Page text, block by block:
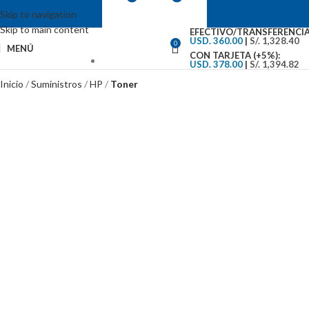
Skip to navigation
Skip to main content
MENÚ 0
EFECTIVO/
USD. 360.00 | S/. 1,328.40
CON TARJETA (+5%):
USD. 378.00 | S/. 1,394.82
Inicio Suministros HP Toner